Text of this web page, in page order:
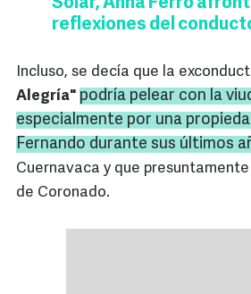
Solar, Anna Ferro
reflexiones del
Incluso, se decía que la
Alegría" podría pelear con la
especialmente por una
Fernando durante sus últimos
Cuernavaca y que
de Coronado.